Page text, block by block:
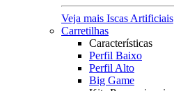
Veja mais Iscas Artificiais
Carretilhas
Características
Perfil Baixo
Perfil Alto
Big Game